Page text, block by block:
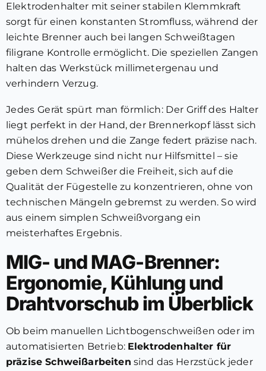
Elektrodenhalter mit seiner stabilen Klemmkraft
sorgt für einen konstanten Stromfluss, während der
leichte Brenner auch bei langen Schweißtagen
filigrane Kontrolle ermöglicht. Die speziellen Zangen
halten das Werkstück millimetergenau und
verhindern Verzug.
Jedes Gerät spürt man förmlich: Der Griff des Halter
liegt perfekt in der Hand, der Brennerkopf lässt sich
mühelos drehen und die Zange federt präzise nach.
Diese Werkzeuge sind nicht nur Hilfsmittel – sie
geben dem Schweißer die Freiheit, sich auf die
Qualität der Fügestelle zu konzentrieren, ohne von
technischen Mängeln gebremst zu werden. So wird
aus einem simplen Schweißvorgang ein
meisterhaftes Ergebnis.
MIG- und MAG-Brenner:
Ergonomie, Kühlung und
Drahtvorschub im Überblick
Ob beim manuellen Lichtbogenschweißen oder im
automatisierten Betrieb: Elektrodenhalter für
präzise Schweißarbeiten sind das Herzstück jeder